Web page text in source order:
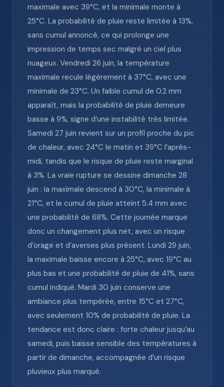
maximale avec 39°C, et la minimale monte à
25°C. La probabilité de pluie reste limitée à 13%,
sans cumul annoncé, ce qui prolonge une
impression de temps sec malgré un ciel plus
nuageux. Vendredi 26 juin, la température
maximale recule légèrement à 37°C, avec une
minimale de 23°C. Un faible cumul de 0.2 mm
apparaît, mais la probabilité de pluie demeure
basse à 9%, signe d’une instabilité très limitée.
Samedi 27 juin revient sur un profil proche du pic
de chaleur, avec 24°C le matin et 39°C l’après-
midi, tandis que le risque de pluie reste marginal
à 3%. La vraie rupture se dessine dimanche 28
juin : la maximale descend à 30°C, la minimale à
21°C, et le cumul de pluie atteint 5.4 mm avec
une probabilité de 68%. Cette journée marque
donc un changement plus net, avec un risque
d’orage et d’averses plus présent. Lundi 29 juin,
la maximale baisse encore à 25°C, avec 19°C au
plus bas et une probabilité de pluie de 41%, sans
cumul indiqué. Mardi 30 juin conserve une
ambiance plus tempérée, entre 15°C et 27°C,
avec seulement 10% de probabilité de pluie. La
tendance est donc claire : forte chaleur jusqu’au
samedi, puis baisse sensible des températures à
partir de dimanche, accompagnée d’un risque
pluvieux plus marqué.